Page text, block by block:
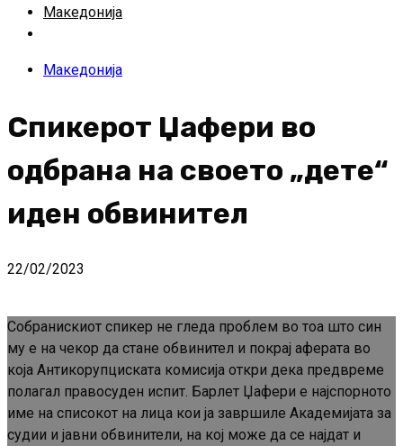
Македонија
Македонија
Спикерот Џафери во
одбрана на своето „дете“
иден обвинител
22/02/2023
Собранискиот спикер не гледа проблем во тоа што син
му е на чекор да стане обвинител и покрај аферата во
која Антикорупциската комисија откри дека предвреме
полагал правосуден испит. Барлет Џафери е најспорното
име на списокот на лица кои ја завршиле Академијата за
судии и јавни обвинители, на кој може да се најдат и